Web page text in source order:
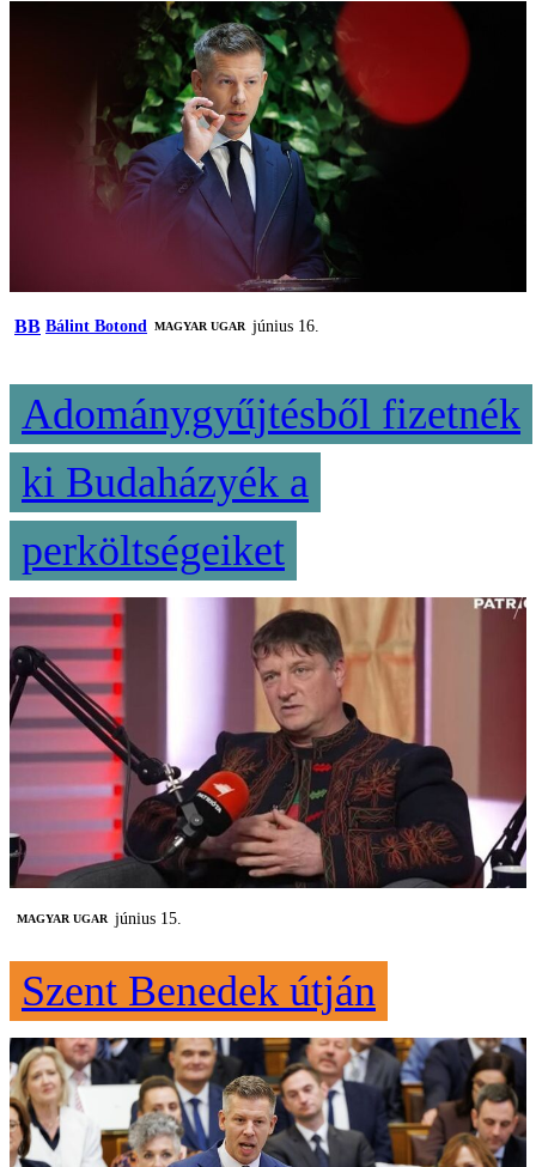
BB Bálint Botond MAGYAR UGAR június 16.
Adománygyűjtésből fizetnék
ki Budaházyék a
perköltségeiket
MAGYAR UGAR június 15.
Szent Benedek útján